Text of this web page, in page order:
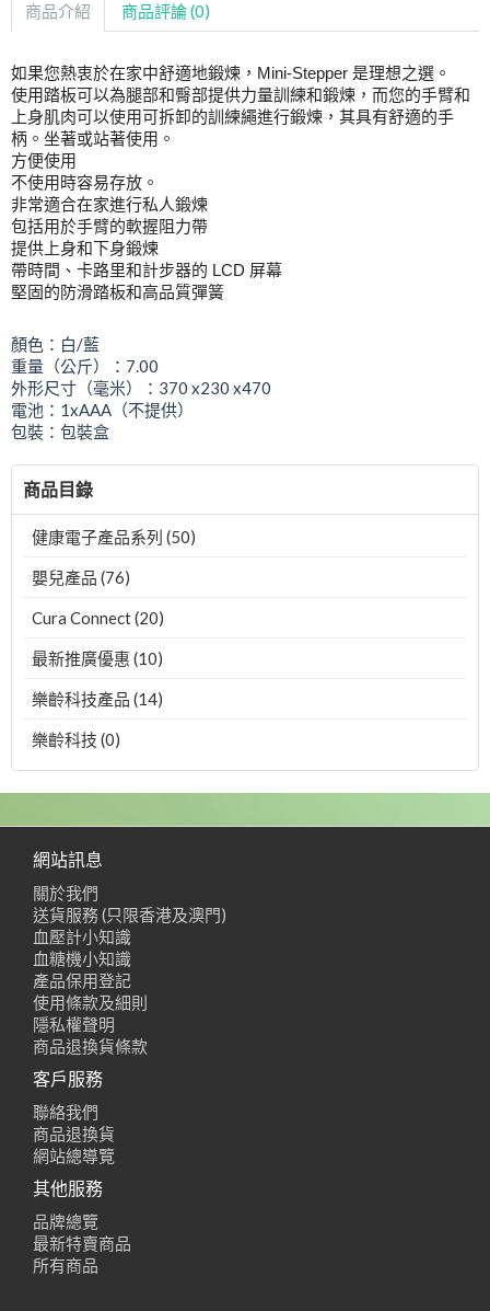
商品介紹 商品評論 (0)
如果您熱衷於在家中舒適地鍛煉，Mini-Stepper 是理想之選。
使用踏板可以為腿部和臀部提供力量訓練和鍛煉，而您的手臂和
上身肌肉可以使用可拆卸的訓練繩進行鍛煉，其具有舒適的手
柄。坐著或站著使用。
方便使用
不使用時容易存放。
非常適合在家進行私人鍛煉
包括用於手臂的軟握阻力帶
提供上身和下身鍛煉
帶時間、卡路里和計步器的 LCD 屏幕
堅固的防滑踏板和高品質彈簧
顏色：白/藍
重量（公斤）：7.00
外形尺寸（毫米）：370 x230 x470
電池：1xAAA（不提供）
包裝：包裝盒
商品目錄
健康電子產品系列 (50)
嬰兒產品 (76)
Cura Connect (20)
最新推廣優惠 (10)
樂齡科技產品 (14)
樂齡科技 (0)
網站訊息
關於我們
送貨服務 (只限香港及澳門)
血壓計小知識
血糖機小知識
產品保用登記
使用條款及細則
隱私權聲明
商品退換貨條款
客戶服務
聯絡我們
商品退換貨
網站總導覽
其他服務
品牌總覽
最新特賣商品
所有商品